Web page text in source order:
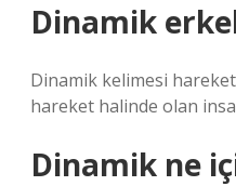
Dinamik
Dinamik kelimesi
hareket halinde olan
Dinamik ne